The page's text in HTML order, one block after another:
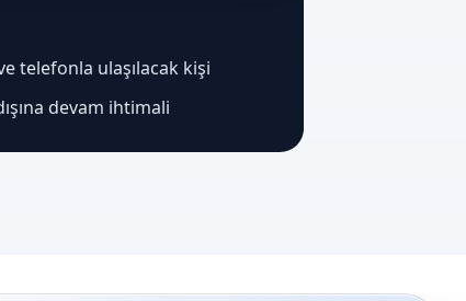
telefonla ulaşılacak kişi
devam ihtimali